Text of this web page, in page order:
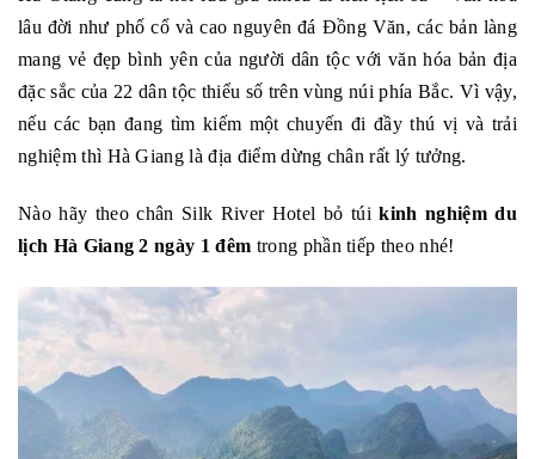
lâu đời như phố cổ và cao nguyên đá Đồng Văn, các bản làng
mang vẻ đẹp bình yên của người dân tộc với văn hóa bản địa
đặc sắc của 22 dân tộc thiểu số trên vùng núi phía Bắc. Vì vậy,
nếu các bạn đang tìm kiếm một chuyến đi đầy thú vị và trải
nghiệm thì Hà Giang là địa điểm dừng chân rất lý tưởng.
Nào hãy theo chân Silk River Hotel bỏ túikinh nghiệm du
lịch Hà Giang 2 ngày 1 đêm trong phần tiếp theo nhé!